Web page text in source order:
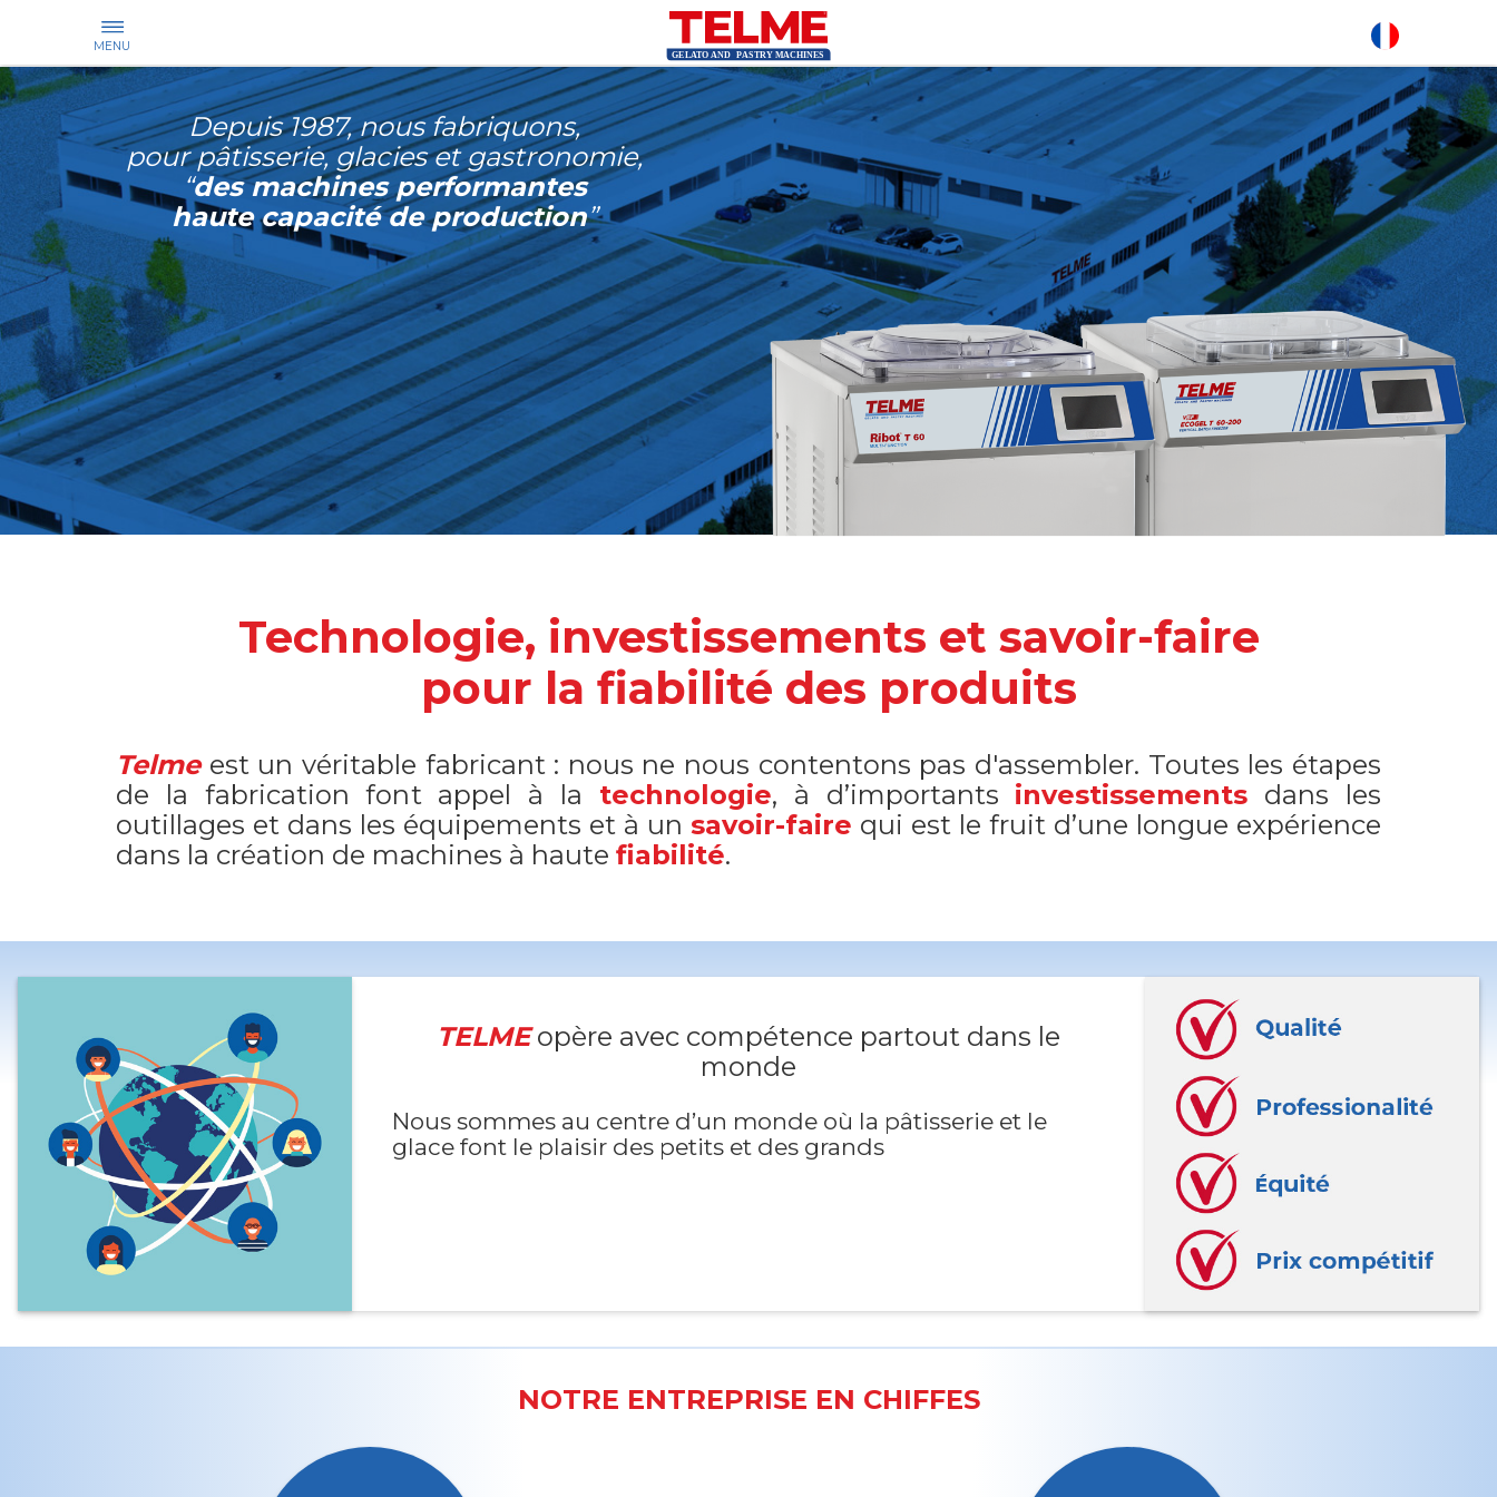
MENU
Depuis 1987, nous fabriquons,
pour pâtisserie, glacies et gastronomie,
“des machines performantes
haute capacité de production”
Technologie, investissements et savoir-faire
pour la fiabilité des produits
Telmeest un véritable fabricant : nous ne nous contentons pas d'assembler. Toutes les étapes
de la fabrication font appel à la technologie, à d’importants investissements dans les
outillages et dans les équipements et à un savoir-faire qui est le fruit d’une longue expérience
dans la création de machines à haute fiabilité.
TELMEopère avec compétence partout dans le
monde
Nous sommes au centre d’un monde où la pâtisserie et le
glace font le plaisir des petits et des grands
NOTRE ENTREPRISE EN CHIFFES